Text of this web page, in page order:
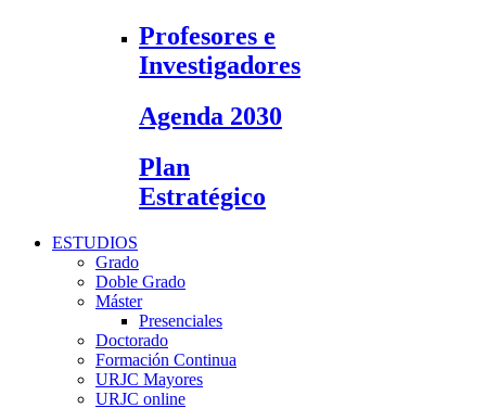
Profesores e
Investigadores
Agenda 2030
Plan
Estratégico
ESTUDIOS
Grado
Doble Grado
Máster
Presenciales
Doctorado
Formación Continua
URJC Mayores
URJC online